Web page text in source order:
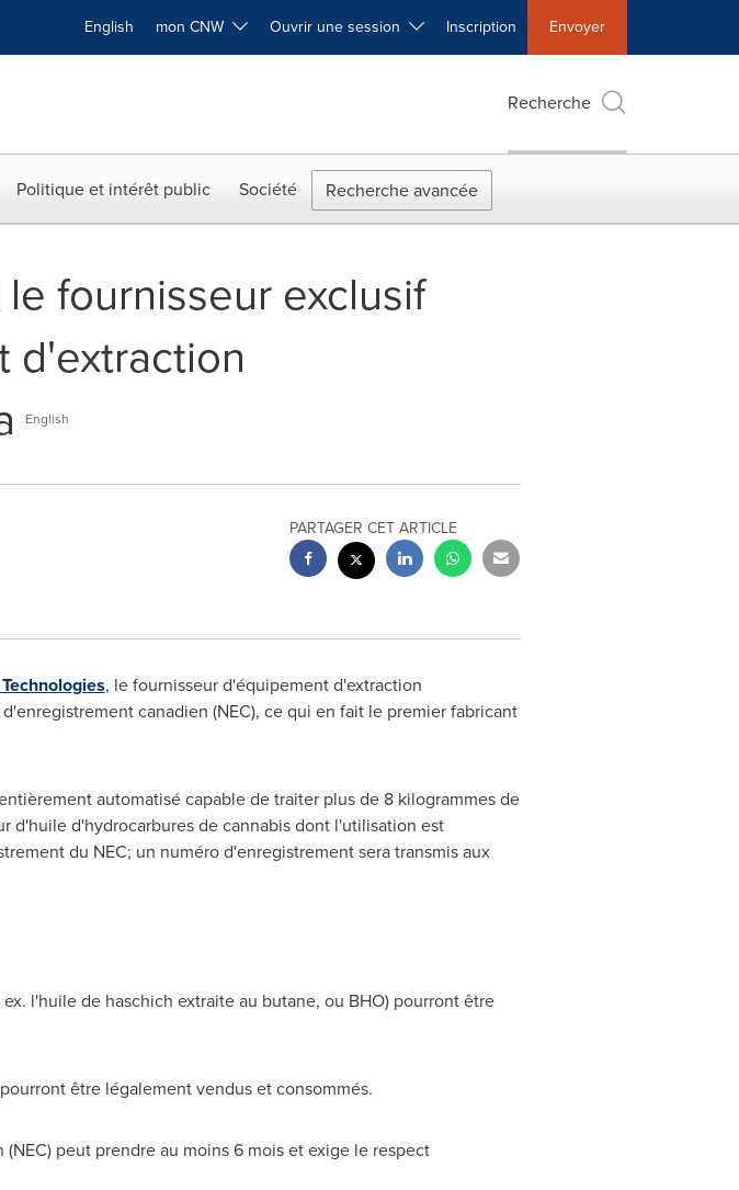
English mon CNW Ouvrir une session Inscription Envoyer
Recherche
Politique et intérêt public Société Recherche avancée
fournisseur exclusif
d'extraction
English
PARTAGER CET ARTICLE
, le fournisseur d'équipement d'extraction
canadien (NEC), ce qui en fait le premier fabricant
automatisé capable de traiter plus de 8 kilogrammes de
d'huile d'hydrocarbures de cannabis dont l'utilisation est
du NEC; un numéro d'enregistrement sera transmis aux
l'huile de haschich extraite au butane, ou BHO) pourront être
être légalement vendus et consommés.
peut prendre au moins 6 mois et exige le respect